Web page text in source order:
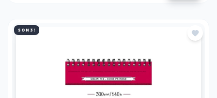
SON 3!